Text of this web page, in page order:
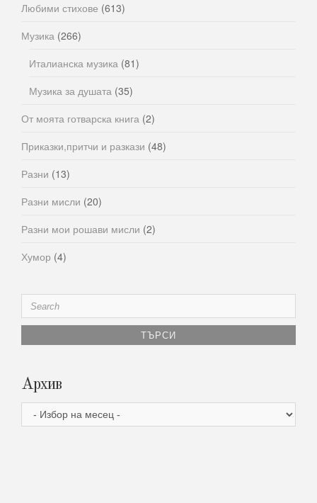
Любими стихове (613)
Музика (266)
Италианска музика (81)
Музика за душата (35)
От моята готварска книга (2)
Приказки,притчи и разкази (48)
Разни (13)
Разни мисли (20)
Разни мои рошави мисли (2)
Хумор (4)
Search
for:
Архив
Архив